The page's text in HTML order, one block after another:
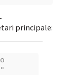
principale: